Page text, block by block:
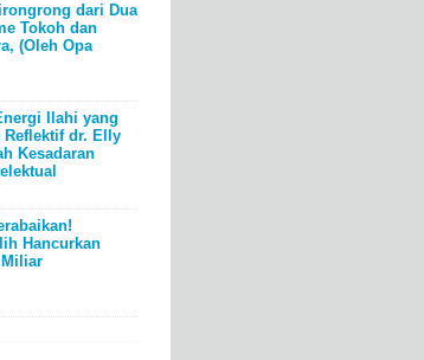
dari Dua
Tokoh dan
(Oleh Opa
Ilahi yang
Reflektif dr. Elly
Kesadaran
Hancurkan
Miliar